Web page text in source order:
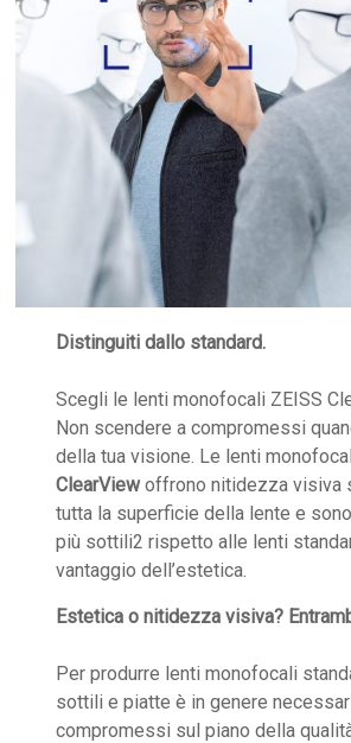
Distinguiti dallo standard.
Scegli le lenti monofocali ZEISS
Non scendere a compromessi
della tua visione. Le lenti
ClearViewoffrono nitidezza visiva
tutta la superficie della lente e
più sottili2 rispetto alle lenti
vantaggio dell’estetica.
Estetica o nitidezza visiva?
Per produrre lenti monofocali
sottili e piatte è in genere
compromessi sul piano della